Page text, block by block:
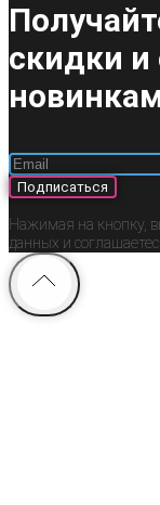
скидки и
Подписаться
Нажимая на кнопку,
данных и